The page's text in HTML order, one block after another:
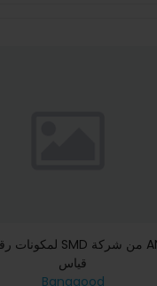
قياس
Banggood